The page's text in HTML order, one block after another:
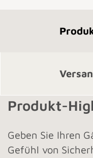
Produkt-
Geben Sie Ihren
Gefühl von